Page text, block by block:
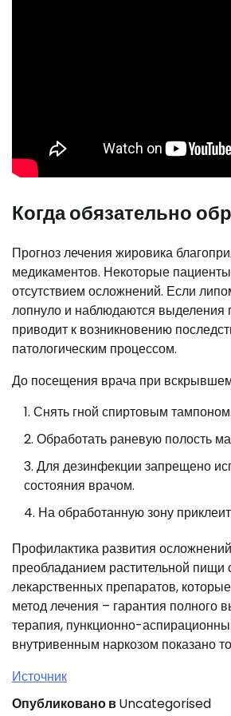
Когда обязательно
Прогноз лечения жировика
медикаментов. Некоторые
отсутствием осложнений. Если
лопнуло и наблюдаются выделения
приводит к возникновению
патологическим процессом.
До посещения врача при
Снять гной спиртовым тампоном.
Обработать раневую полость
Для дезинфекции запрещено
состояния врачом.
На обработанную зону
Профилактика развития
преобладанием растительной
лекарственных препаратов,
метод лечения – гарантия
терапия, пункционно-
внутривенным наркозом показано
Источник
Опубликовано вUncategorised